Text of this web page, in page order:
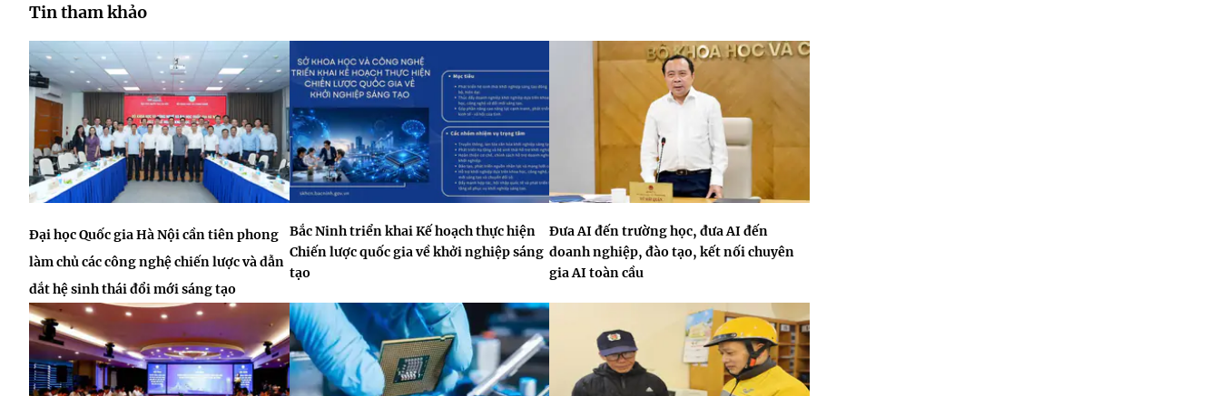
Tin tham khảo
Đại học Quốc gia Hà Nội cần tiên phong
làm chủ các công nghệ chiến lược và dẫn
dắt hệ sinh thái đổi mới sáng tạo
Bắc Ninh triển khai Kế hoạch thực hiện
Chiến lược quốc gia về khởi nghiệp sáng
tạo
Đưa AI đến trường học, đưa AI đến
doanh nghiệp, đào tạo, kết nối chuyên
gia AI toàn cầu